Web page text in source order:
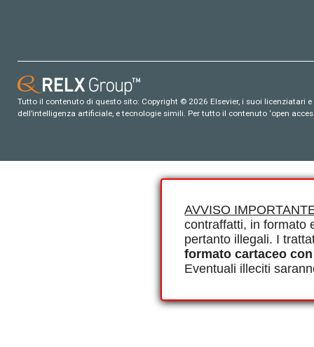
AVVISO
contraffatti, in formato
pertanto illegali. I
formato cartaceo
Eventuali illeciti
Tutto il contenuto di questo sito: Copyright © 2026 Elsevier, i suoi
dell’intelligenza artificiale, e tecnologie simili. Per tutto il contenuto ‘open